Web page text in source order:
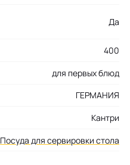
Да
400
для первых блюд
ГЕРМАНИЯ
Кантри
Посуда для сервировки стола